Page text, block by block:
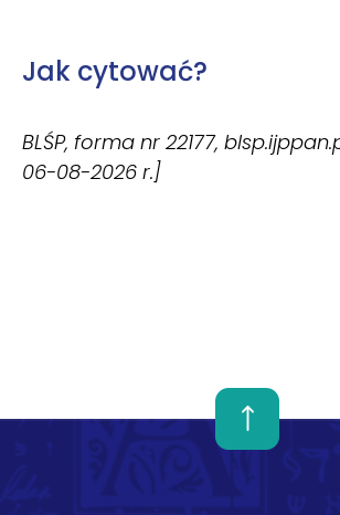
Jak cytować?
BLŚP, forma nr 22177,
06-08-2026 r.]